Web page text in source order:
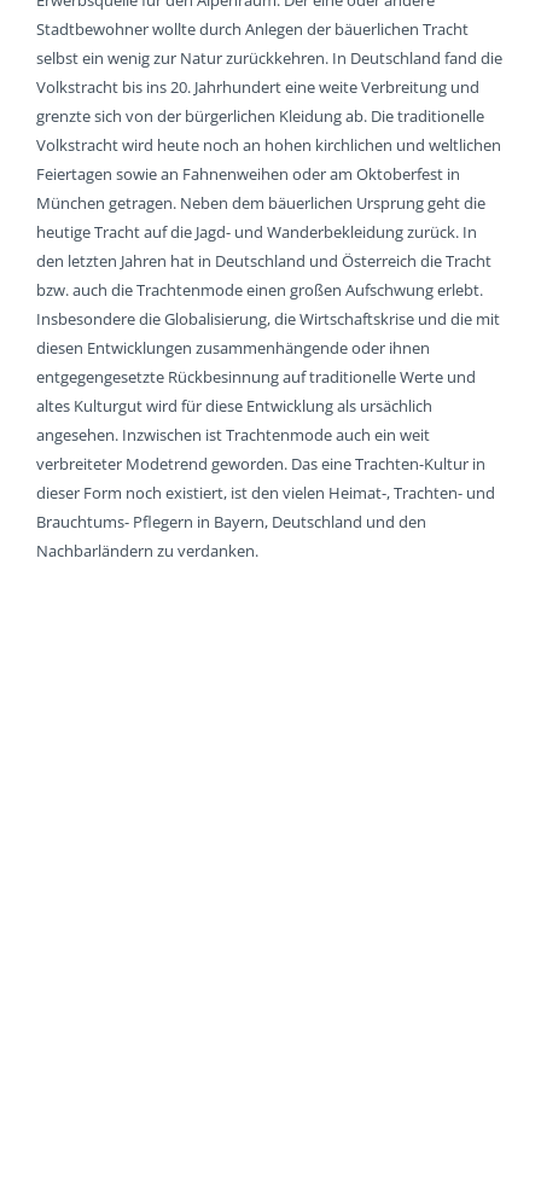
Stadtbewohner wollte durch Anlegen der bäuerlichen Tracht
selbst ein wenig zur Natur zurückkehren. In Deutschland fand die
Volkstracht bis ins 20. Jahrhundert eine weite Verbreitung und
grenzte sich von der bürgerlichen Kleidung ab. Die traditionelle
Volkstracht wird heute noch an hohen kirchlichen und weltlichen
Feiertagen sowie an Fahnenweihen oder am Oktoberfest in
München getragen. Neben dem bäuerlichen Ursprung geht die
heutige Tracht auf die Jagd- und Wanderbekleidung zurück. In
den letzten Jahren hat in Deutschland und Österreich die Tracht
bzw. auch die Trachtenmode einen großen Aufschwung erlebt.
Insbesondere die Globalisierung, die Wirtschaftskrise und die mit
diesen Entwicklungen zusammenhängende oder ihnen
entgegengesetzte Rückbesinnung auf traditionelle Werte und
altes Kulturgut wird für diese Entwicklung als ursächlich
angesehen. Inzwischen ist Trachtenmode auch ein weit
verbreiteter Modetrend geworden. Das eine Trachten-Kultur in
dieser Form noch existiert, ist den vielen Heimat-, Trachten- und
Brauchtums- Pflegern in Bayern, Deutschland und den
Nachbarländern zu verdanken.